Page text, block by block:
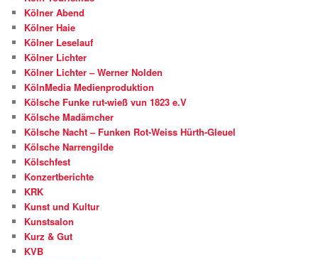
Kölner Abend
Kölner Haie
Kölner Leselauf
Kölner Lichter
Kölner Lichter – Werner Nolden
KölnMedia Medienproduktion
Kölsche Funke rut-wieß vun 1823 e.V
Kölsche Madämcher
Kölsche Nacht – Funken Rot-Weiss Hürth-Gleuel
Kölsche Narrengilde
Kölschfest
Konzertberichte
KRK
Kunst und Kultur
Kunstsalon
Kurz & Gut
KVB